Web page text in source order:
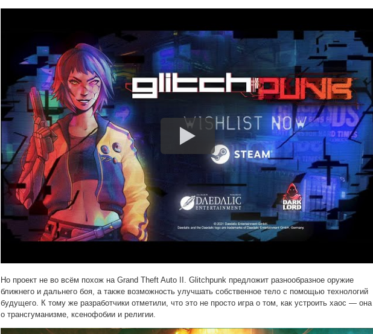
Но проект не во всём похож на Grand Theft Auto II. Glitchpunk предложит разнообразное оружие
ближнего и дальнего боя, а также возможность улучшать собственное тело с помощью технологий
будущего. К тому же разработчики отметили, что это не просто игра о том, как устроить хаос — она
о трансгуманизме, ксенофобии и религии.